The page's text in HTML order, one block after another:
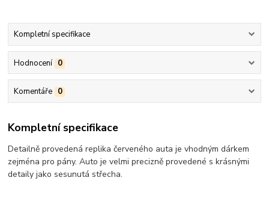
Kompletní specifikace
Hodnocení 0
Komentáře 0
Kompletní specifikace
Detailně provedená replika červeného auta je vhodným dárkem
zejména pro pány. Auto je velmi precizně provedené s krásnými
detaily jako sesunutá střecha.